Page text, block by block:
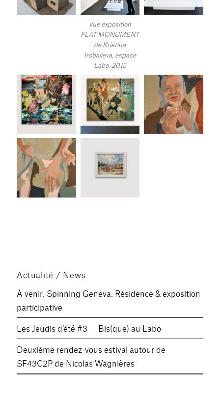
Vue exposition
FLAT MONUMENT
de Kristina
Irobalieva, espace
Labo, 2015
Actualité / News
À venir: Spinning Geneva: Résidence & exposition
participative
Les Jeudis d’été #3 — Bis(que) au Labo
Deuxième rendez-vous estival autour de
SF43C2P de Nicolas Wagnières